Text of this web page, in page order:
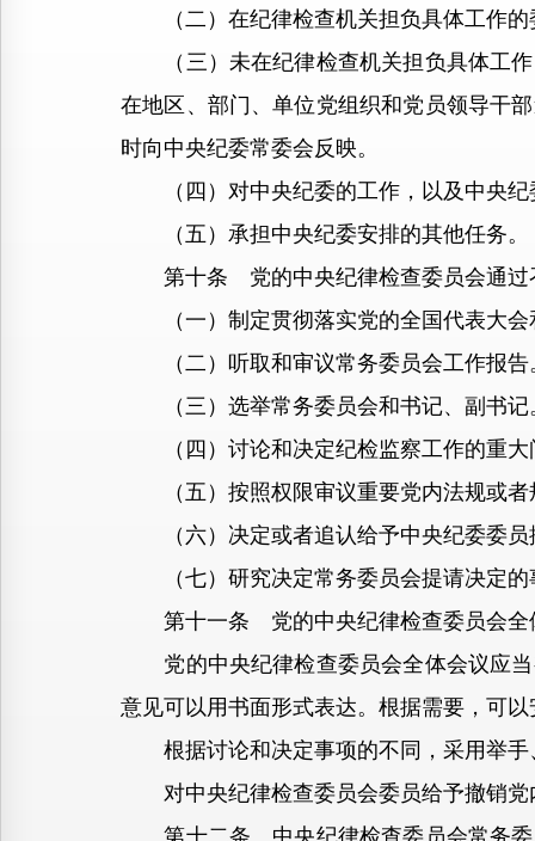
（二）在纪律检查机关担负具体工作的
（三）未在纪律检查机关担负具体工作
在地区、部门、单位党组织和党员领导干
时向中央纪委常委会反映。
（四）对中央纪委的工作，以及中央纪
（五）承担中央纪委安排的其他任务。
第十条 党的中央纪律检查委员会通过
（一）制定贯彻落实党的全国代表大会
（二）听取和审议常务委员会工作报告
（三）选举常务委员会和书记、副书记
（四）讨论和决定纪检监察工作的重大
（五）按照权限审议重要党内法规或者
（六）决定或者追认给予中央纪委委员
（七）研究决定常务委员会提请决定的
第十一条 党的中央纪律检查委员会全体
党的中央纪律检查委员会全体会议应当
意见可以用书面形式表达。根据需要，可
根据讨论和决定事项的不同，采用举手
对中央纪律检查委员会委员给予撤销党
第十二条 中央纪律检查委员会常务委